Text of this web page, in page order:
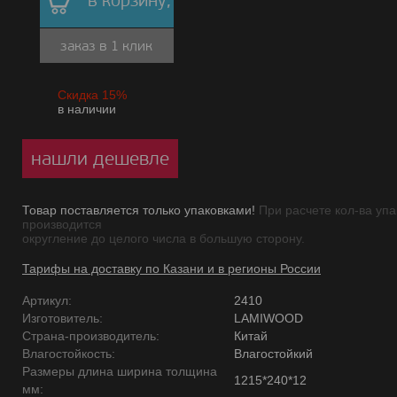
заказ в 1 клик
Скидка 15%
в наличии
нашли дешевле
Товар поставляется только упаковками! При расчете кол-ва
производится
округление до целого числа в большую сторону.
Тарифы на доставку по Казани и в регионы России
Артикул:
2410
Изготовитель:
LAMIWOOD
Страна-производитель:
Китай
Влагостойкость:
Влагостойкий
Размеры длина ширина толщина
мм:
1215*240*12